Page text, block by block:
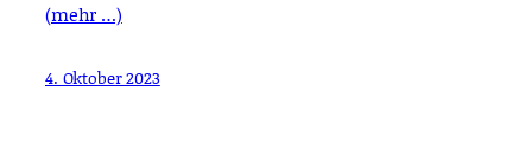
(mehr …)
4. Oktober 2023